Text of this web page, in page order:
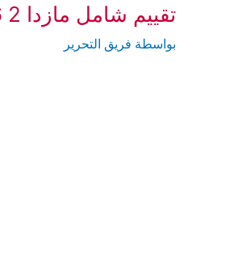
تقييم شامل مازدا 2 2016-مميزات عيوب ومواصفات وأسعار
بواسطة فريق التحرير